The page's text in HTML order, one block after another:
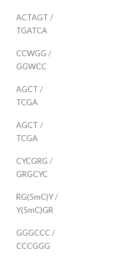
ACTAGT /
TGATCA
CCWGG /
GGWCC
AGCT /
TCGA
AGCT /
TCGA
CYCGRG /
GRGCYC
RG(5mC)Y /
Y(5mC)GR
GGGCCC /
CCCGGG